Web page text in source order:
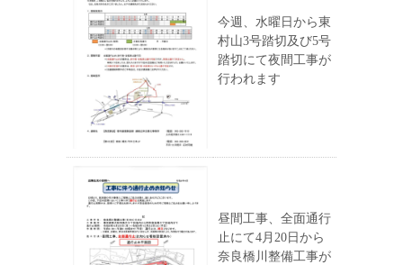
今週、水曜日から東
村山3号踏切及び5号
踏切にて夜間工事が
行われます
昼間工事、全面通行
止にて4月20日から
奈良橋川整備工事が